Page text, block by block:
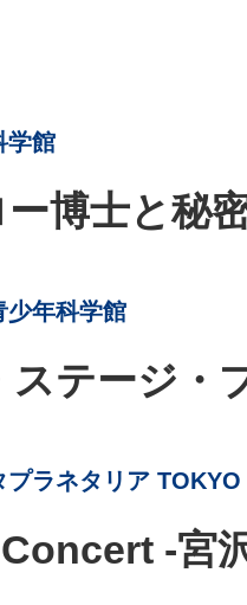
学館
博士と秘
少年科学館
ステージ・
プラネタリア TOKYO
-宮